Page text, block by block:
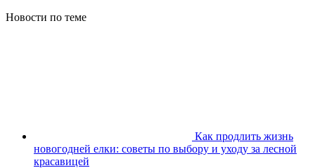
Новости по теме
Как продлить жизнь
новогодней елки: советы по выбору и уходу за лесной
красавицей